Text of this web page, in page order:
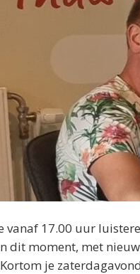
vanaf 17.00 uur
dit moment, met
je